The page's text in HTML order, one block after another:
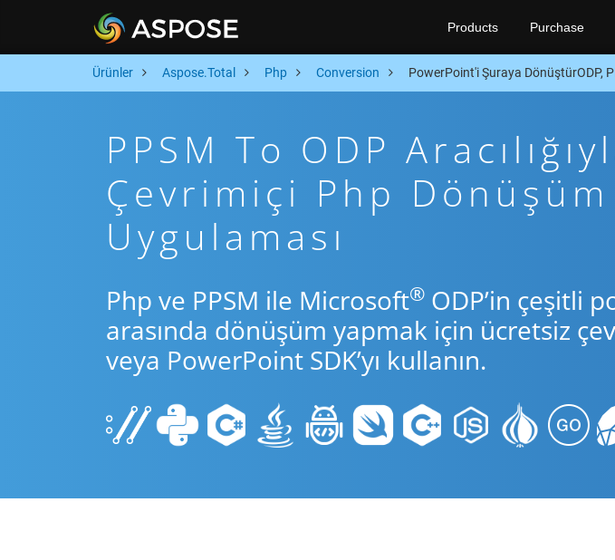
Products Purchase
Ürünler Aspose.Total Php Conversion PowerPoint'i Şuraya DönüştürODP,
PPSM To ODP
Çevrimiçi Php Dönüşüm
Uygulaması
Php ve PPSM ile Microsoft® ODP’in çeşitli
arasında dönüşüm yapmak için ücretsiz
veya PowerPoint SDK’yı kullanın.